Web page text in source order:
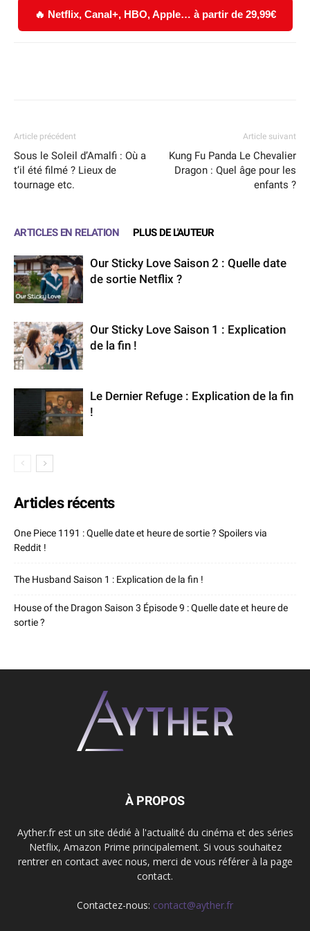
🔥 Netflix, Canal+, HBO, Apple… à partir de 29,99€
Article précédent
Sous le Soleil d’Amalfi : Où a
t’il été filmé ? Lieux de
tournage etc.
Article suivant
Kung Fu Panda Le Chevalier
Dragon : Quel âge pour les
enfants ?
ARTICLES EN RELATION PLUS DE L'AUTEUR
Our Sticky Love Saison 2 : Quelle date
de sortie Netflix ?
Our Sticky Love Saison 1 : Explication
de la fin !
Le Dernier Refuge : Explication de la fin
!
Articles récents
One Piece 1191 : Quelle date et heure de sortie ? Spoilers via
Reddit !
The Husband Saison 1 : Explication de la fin !
House of the Dragon Saison 3 Épisode 9 : Quelle date et heure de
sortie ?
À PROPOS
Ayther.fr est un site dédié à l'actualité du cinéma et des séries
Netflix, Amazon Prime principalement. Si vous souhaitez
rentrer en contact avec nous, merci de vous référer à la page
contact.
Contactez-nous: contact@ayther.fr